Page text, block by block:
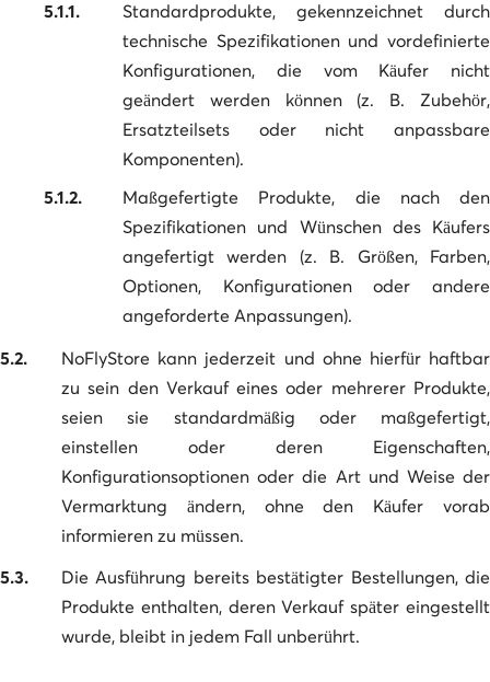
5.1.1.
Standardprodukte, gekennzeichnet durch
technische Spezifikationen und vordefinierte
Konfigurationen, die vom Käufer nicht
geändert werden können (z. B. Zubehör,
Ersatzteilsets oder nicht anpassbare
Komponenten).
5.1.2.
Maßgefertigte Produkte, die nach den
Spezifikationen und Wünschen des Käufers
angefertigt werden (z. B. Größen, Farben,
Optionen, Konfigurationen oder andere
angeforderte Anpassungen).
5.2.
NoFlyStore kann jederzeit und ohne hierfür haftbar
zu sein den Verkauf eines oder mehrerer Produkte,
seien sie standardmäßig oder maßgefertigt,
einstellen oder deren Eigenschaften,
Konfigurationsoptionen oder die Art und Weise der
Vermarktung ändern, ohne den Käufer vorab
informieren zu müssen.
5.3.
Die Ausführung bereits bestätigter Bestellungen, die
Produkte enthalten, deren Verkauf später eingestellt
wurde, bleibt in jedem Fall unberührt.